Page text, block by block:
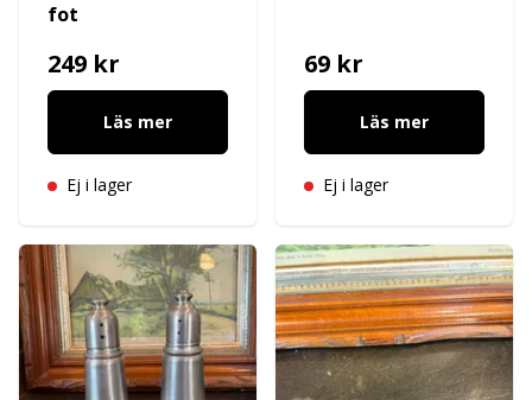
fot
249 kr
Läs mer
Ej i lager
69 kr
Läs mer
Ej i lager